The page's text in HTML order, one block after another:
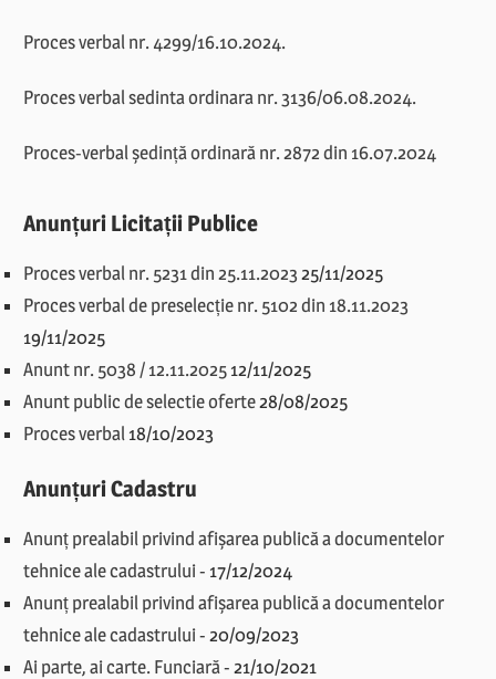
Proces verbal nr. 4299/16.10.2024.
Proces verbal sedinta ordinara nr. 3136/06.08.2024.
Proces-verbal ședință ordinară nr. 2872 din 16.07.2024
Anunțuri Licitații Publice
Proces verbal nr. 5231 din 25.11.2023 25/11/2025
Proces verbal de preselecție nr. 5102 din 18.11.2023
19/11/2025
Anunt nr. 5038 / 12.11.2025 12/11/2025
Anunt public de selectie oferte28/08/2025
Proces verbal 18/10/2023
Anunțuri Cadastru
Anunț prealabil privind afișarea publică a documentelor
tehnice ale cadastrului- 17/12/2024
Anunț prealabil privind afișarea publică a documentelor
tehnice ale cadastrului-20/09/2023
Ai parte, ai carte. Funciară -21/10/2021